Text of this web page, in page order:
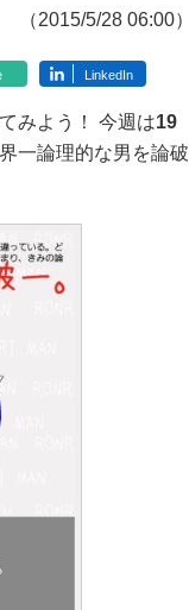
（2015/5/28 06:00）
LinkedIn
みよう！ 今週は19
一論理的な男を論破